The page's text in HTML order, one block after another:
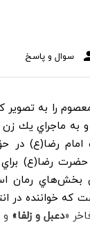
سوال و پاسخ
را به
به ماجراي يك زن
امام رضا(ع)
حضرت رضا(ع)
بخش‌هاي رمان
كه خواننده در
«دعبل و زلفا» و